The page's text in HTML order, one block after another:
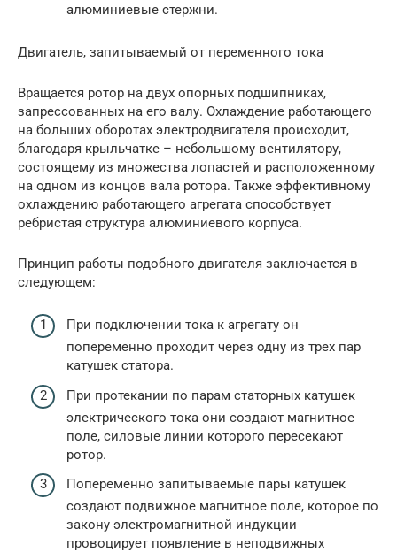
алюминиевые стержни.
Двигатель, запитываемый от переменного тока
Вращается ротор на двух опорных подшипниках,
запрессованных на его валу. Охлаждение работающего
на больших оборотах электродвигателя происходит,
благодаря крыльчатке – небольшому вентилятору,
состоящему из множества лопастей и расположенному
на одном из концов вала ротора. Также эффективному
охлаждению работающего агрегата способствует
ребристая структура алюминиевого корпуса.
Принцип работы подобного двигателя заключается в
следующем:
При подключении тока к агрегату он
попеременно проходит через одну из трех пар
катушек статора.
При протекании по парам статорных катушек
электрического тока они создают магнитное
поле, силовые линии которого пересекают
ротор.
Попеременно запитываемые пары катушек
создают подвижное магнитное поле, которое по
закону электромагнитной индукции
провоцирует появление в неподвижных